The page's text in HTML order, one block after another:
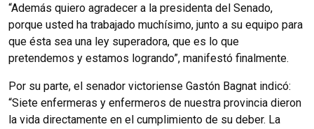
“Además quiero agradecer a la presidenta del Senado,
porque usted ha trabajado muchísimo, junto a su equipo para
que ésta sea una ley superadora, que es lo que
pretendemos y estamos logrando”, manifestó finalmente.
Por su parte, el senador victoriense Gastón Bagnat indicó:
“Siete enfermeras y enfermeros de nuestra provincia dieron
la vida directamente en el cumplimiento de su deber. La